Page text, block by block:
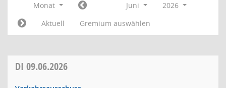
Monat Juni
2026
Aktuell
Gremium auswählen
DI 09.06.2026